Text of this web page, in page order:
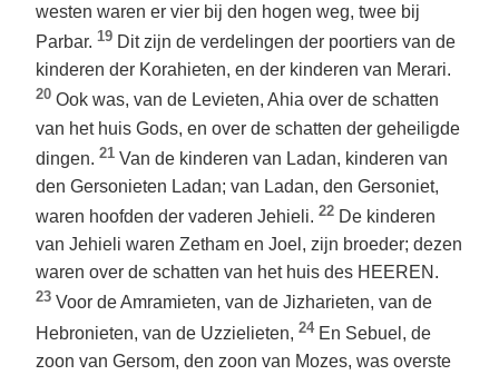
westen waren er vier bij den hogen weg, twee bij
Parbar. 19 Dit zijn de verdelingen der poortiers van de
kinderen der Korahieten, en der kinderen van Merari.
20 Ook was, van de Levieten, Ahia over de schatten
van het huis Gods, en over de schatten der geheiligde
dingen. 21 Van de kinderen van Ladan, kinderen van
den Gersonieten Ladan; van Ladan, den Gersoniet,
waren hoofden der vaderen Jehieli. 22 De kinderen
van Jehieli waren Zetham en Joel, zijn broeder; dezen
waren over de schatten van het huis des HEEREN.
23 Voor de Amramieten, van de Jizharieten, van de
Hebronieten, van de Uzzielieten, 24 En Sebuel, de
zoon van Gersom, den zoon van Mozes, was overste